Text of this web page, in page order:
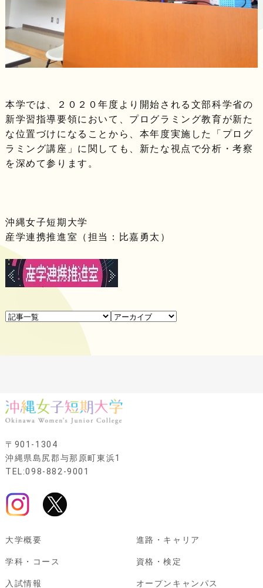
本学では、２０２０年度より開始される文部科学省の
新学習指導要領において、プログラミング教育が新た
な位置づけになることから、本年度実施した「プログ
ラミング講座」に関しても、新たな視点で分析・考察
を深めて参ります。
沖縄女子短期大学
産学連携推進室（担当：比嘉勇太）
〒901-1304
沖縄県島尻郡与那原町東浜1
TEL:098-882-9001
大学概要
学科・コース
入試情報
進路・キャリア
資格・検定
オープンキャンパス